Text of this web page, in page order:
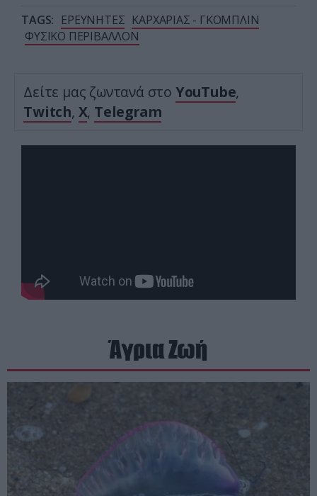
TAGS: ΕΡΕΥΝΗΤΕΣ ΚΑΡΧΑΡΙΑΣ - ΓΚΟΜΠΛΙΝ
ΦΥΣΙΚΟ ΠΕΡΙΒΑΛΛΟΝ
Δείτε μας ζωντανά στο YouTube,
Twitch, X, Telegram
Άγρια Ζωή